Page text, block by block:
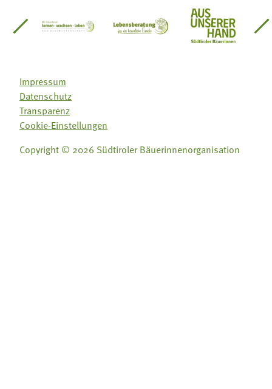
Südtirol
Gärtnervereinigung
Sozialgenossenschaft Mit Bäuerinnen lernen -
Lebensberatung für dieAus unserer
Impressum
Datenschutz
Transparenz
Cookie-Einstellungen
Copyright © 2026 Südtiroler Bäuerinnenorganisation